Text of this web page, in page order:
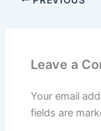
Leave a
Your email
fields are